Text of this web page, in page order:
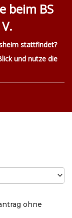
beim BS
stattfindet?
und nutze die
ohne